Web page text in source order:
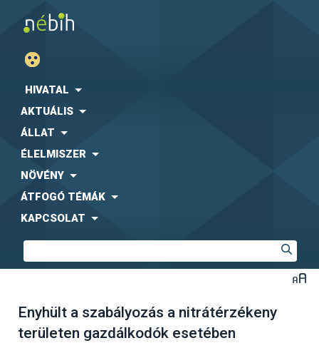
HIVATAL
AKTUÁLIS
ÁLLAT
ÉLELMISZER
NÖVÉNY
ÁTFOGÓ TÉMÁK
KAPCSOLAT
Enyhült a szabályozás a nitrátérzékeny
területen gazdálkodók esetében